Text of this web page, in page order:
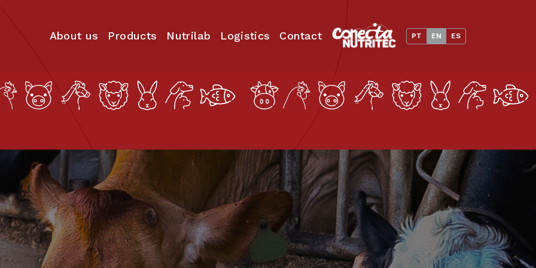
About us Products Nutrilab Logistics Contact PT EN ES